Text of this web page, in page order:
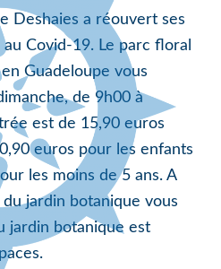
Deshaies a réouvert ses
Covid-19. Le parc floral
Guadeloupe vous
de 9h00 à
est de 15,90 euros
euros pour les enfants
les moins de 5 ans. A
jardin botanique vous
jardin botanique est